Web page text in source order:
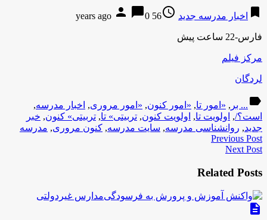
bookmark اخبار مدرسه جدید access_time
56 years ago
person chat_bubble0
فارس-22 ساعت پیش
مرکز فیلم
لردگان
label ... بر , «امور تا, «امور کنون, «امور مروری, اخبار مدرسه,
است؟/, اولویت تا, اولویت کنون, تربیتی» تا, تربیتی» کنون, خبر
جدید, روانشناسی مدرسه, سایت مدرسه, کنون مروری, مدرسه
Previous Post
Next Post
Related Posts
description